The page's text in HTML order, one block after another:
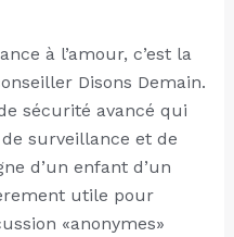
à l’amour, c’est la
Disons Demain.
sécurité avancé qui
surveillance et de
d’un enfant d’un
utile pour
«anonymes»